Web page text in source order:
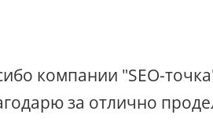
компании "SEO-
за отлично